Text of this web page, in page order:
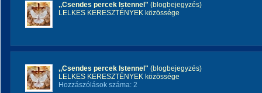
,,Csendes percek Istennel" (blogbejegyzés)
LELKES KERESZTÉNYEK közössége
,,Csendes percek Istennel" (blogbejegyzés)
LELKES KERESZTÉNYEK közössége
Hozzászólások száma: 2